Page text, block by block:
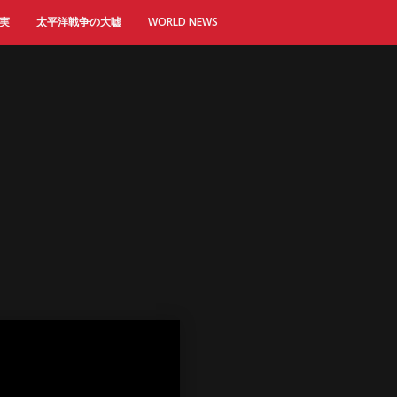
太平洋戦争の大嘘 WORLD NEWS